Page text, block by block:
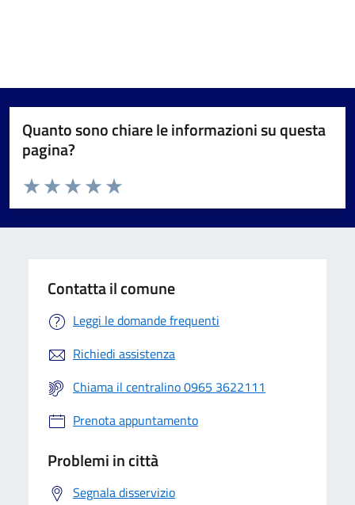
Quanto sono chiare le informazioni su questa
pagina?
Valuta da 1 a 5 stelle la pagina
Valuta 5 stelle su 5
Valuta 4 stelle su 5
Valuta 3 stelle su 5
Valuta 2 stelle su 5
Valuta 1 stelle su 5
Contatta il comune
Leggi le domande frequenti
Richiedi assistenza
Chiama il centralino 0965 3622111
Prenota appuntamento
Problemi in città
Segnala disservizio